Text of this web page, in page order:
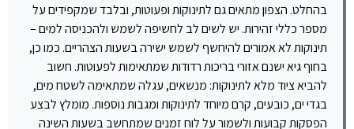
בהחלט. הצפון מתאים גם לתינוקות ופעוטות, ובלבד שמקפידים על
מספר כללי זהירות. יש לשים לב לחשיפה לשמש ולהכניסה למים –
תינוקות לא אמורים להיחשף לשמש ישירה בשעות הצהריים. כמו כן,
בחוף גיא ישנם אזורי בריכות רדודות שמתאימות לפעוטות. חשוב
להביא ציוד מלא לתינוקות: מנשאים, עגלה שמתאימה לשטח מים,
בגדי ים, כובעים, קרם מיוחד לתינוקות ומגבות נוספות. מומלץ לבצע
הפסקות קבועות ולשמור על לוח זמנים שמתחשב בשעות השינה